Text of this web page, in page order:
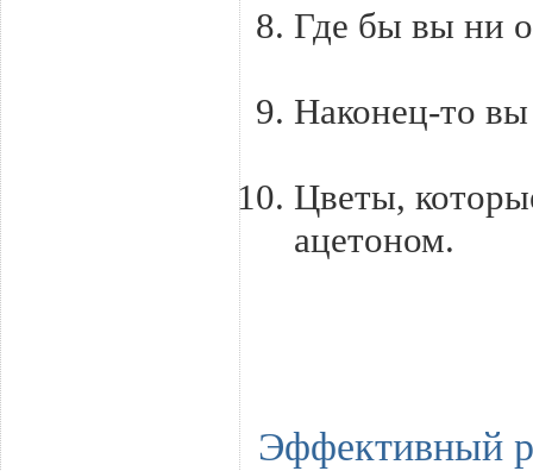
Где бы вы ни
Наконец-то вы
Цветы,
ацетоном.
Эффективный